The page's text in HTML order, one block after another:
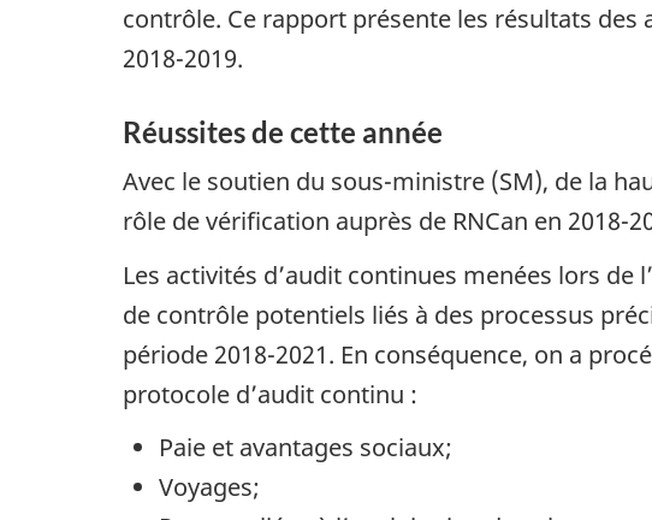
contrôle. Ce rapport présente les résultats des
2018-2019.
Réussites de cette année
Avec le soutien du sous-ministre (SM), de la
rôle de vérification auprès de RNCan en 2018-
Les activités d’audit continues menées lors
de contrôle potentiels liés à des processus
période 2018-2021. En conséquence, on a
protocole d’audit continu :
Paie et avantages sociaux;
Voyages;